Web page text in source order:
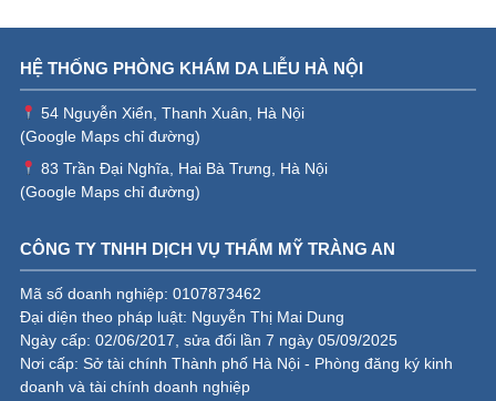
HỆ THỐNG PHÒNG KHÁM DA LIỄU HÀ NỘI
54 Nguyễn Xiển, Thanh Xuân, Hà Nội
(Google Maps chỉ đường)
83 Trần Đại Nghĩa, Hai Bà Trưng, Hà Nội
(Google Maps chỉ đường)
CÔNG TY TNHH DỊCH VỤ THẨM MỸ TRÀNG AN
Mã số doanh nghiệp: 0107873462
Đại diện theo pháp luật: Nguyễn Thị Mai Dung
Ngày cấp: 02/06/2017, sửa đổi lần 7 ngày 05/09/2025
Nơi cấp: Sở tài chính Thành phố Hà Nội - Phòng đăng ký kinh
doanh và tài chính doanh nghiệp